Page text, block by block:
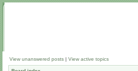
View unanswered posts | View active topics